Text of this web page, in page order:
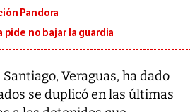
Pandora
pide no bajar la guardia
Veraguas, ha dado
se duplicó en las últimas